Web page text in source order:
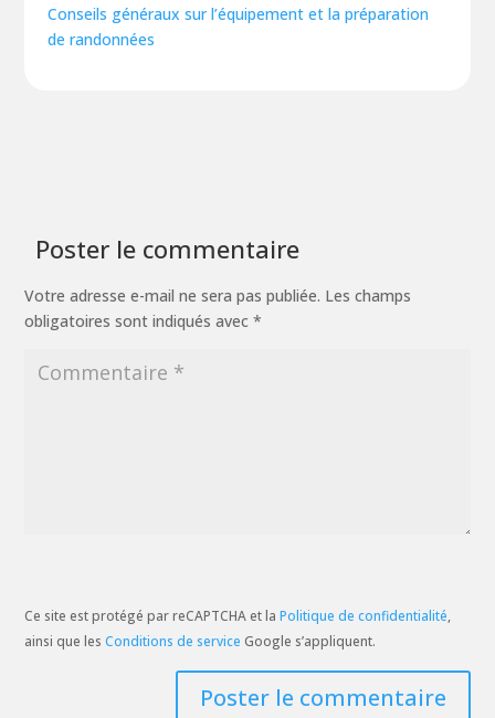
Conseils généraux sur l’équipement et la préparation
de randonnées
Poster le commentaire
Votre adresse e-mail ne sera pas publiée. Les champs
obligatoires sont indiqués avec*
Ce site est protégé par reCAPTCHA et laPolitique de confidentialité
ainsi que lesConditions de service Google s’appliquent.